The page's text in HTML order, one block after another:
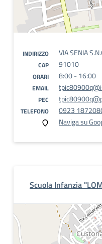
INDIRIZZO VIA SENIA
CAP 91010
ORARI 8:00 - 16:00
EMAIL
PEC
TELEFONO
0923
Naviga su
Scuola Infanzia